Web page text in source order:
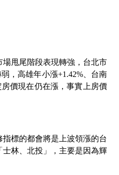
甩尾階段表現轉強，台北市
，高雄年小漲+1.42%、台南
價現在仍在漲，事實上房價
標的都會將是上波領漲的台
林、北投」，主要是因為輝